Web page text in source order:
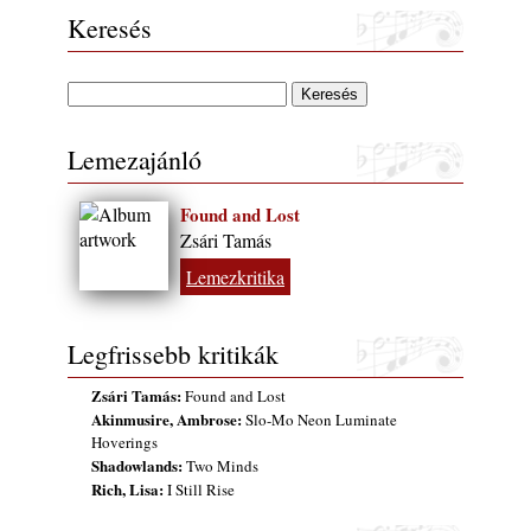
FREE JAZZ ALBUMS 2026 - 134. rész
2026. július 16.
Keresés
Lemezajánló
Found and Lost
Zsári Tamás
Lemezkritika
Legfrissebb kritikák
Zsári Tamás:Found and Lost
Akinmusire, Ambrose:Slo-Mo Neon Luminate
Hoverings
Shadowlands:Two Minds
Rich, Lisa:I Still Rise